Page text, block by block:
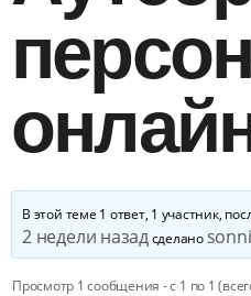
В этой теме 1 ответ, 1 участник,
2 недели назадсделано
Просмотр 1 сообщения - с 1 по 1